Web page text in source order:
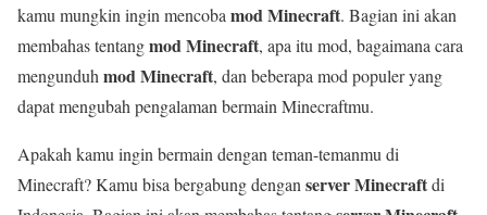
kamu mungkin ingin mencoba mod Minecraft. Bagian ini akan
membahas tentangmod Minecraft, apa itu mod, bagaimana cara
mengunduh mod Minecraft, dan beberapa mod populer yang
dapat mengubah pengalaman bermain Minecraftmu.
Apakah kamu ingin bermain dengan teman-temanmu di
Minecraft? Kamu bisa bergabung dengan server Minecraftdi